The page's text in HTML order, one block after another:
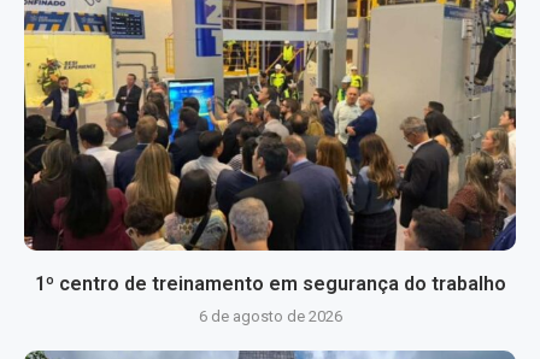
1º centro de treinamento em segurança do trabalho
6 de agosto de 2026